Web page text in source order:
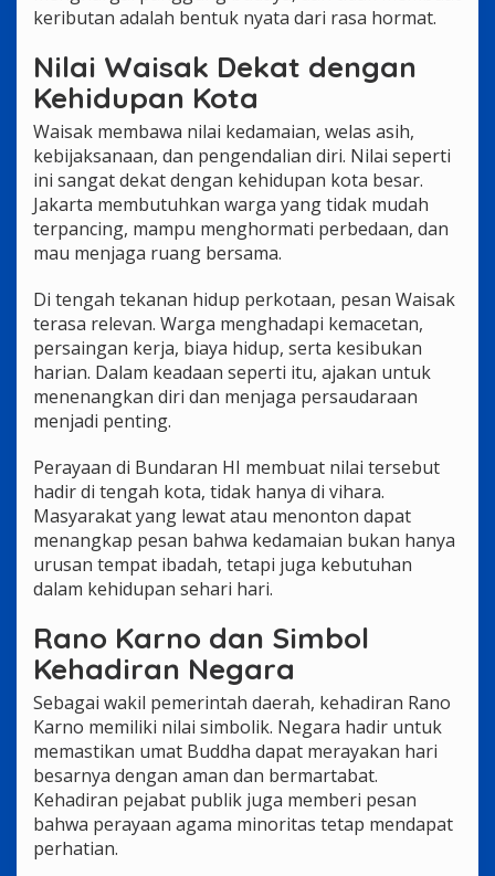
keributan adalah bentuk nyata dari rasa hormat.
Nilai Waisak Dekat dengan
Kehidupan Kota
Waisak membawa nilai kedamaian, welas asih,
kebijaksanaan, dan pengendalian diri. Nilai seperti
ini sangat dekat dengan kehidupan kota besar.
Jakarta membutuhkan warga yang tidak mudah
terpancing, mampu menghormati perbedaan, dan
mau menjaga ruang bersama.
Di tengah tekanan hidup perkotaan, pesan Waisak
terasa relevan. Warga menghadapi kemacetan,
persaingan kerja, biaya hidup, serta kesibukan
harian. Dalam keadaan seperti itu, ajakan untuk
menenangkan diri dan menjaga persaudaraan
menjadi penting.
Perayaan di Bundaran HI membuat nilai tersebut
hadir di tengah kota, tidak hanya di vihara.
Masyarakat yang lewat atau menonton dapat
menangkap pesan bahwa kedamaian bukan hanya
urusan tempat ibadah, tetapi juga kebutuhan
dalam kehidupan sehari hari.
Rano Karno dan Simbol
Kehadiran Negara
Sebagai wakil pemerintah daerah, kehadiran Rano
Karno memiliki nilai simbolik. Negara hadir untuk
memastikan umat Buddha dapat merayakan hari
besarnya dengan aman dan bermartabat.
Kehadiran pejabat publik juga memberi pesan
bahwa perayaan agama minoritas tetap mendapat
perhatian.